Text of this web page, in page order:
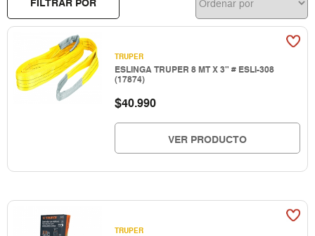
FILTRAR POR
TRUPER
ESLINGA TRUPER 8 MT X 3" # ESLI-308
(17874)
$40.990
VER PRODUCTO
TRUPER